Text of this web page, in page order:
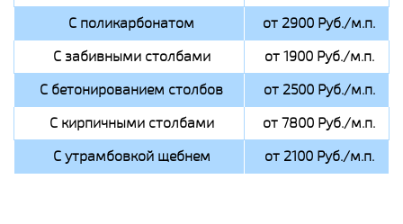
С поликарбонатом
от 2900 Руб./м.п.
С забивными столбами
от 1900 Руб./м.п.
С бетонированием столбов
от 2500 Руб./м.п.
С кирпичными столбами
от 7800 Руб./м.п.
С утрамбовкой щебнем
от 2100 Руб./м.п.